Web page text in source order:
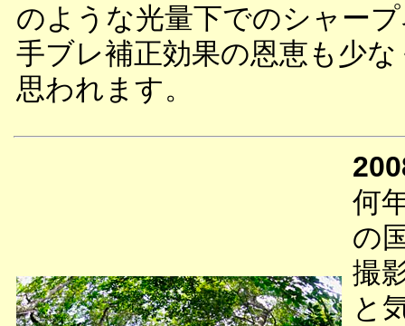
のような光量下でのシャー
手ブレ補正効果の恩恵も少
思われます。
何
の
撮
と